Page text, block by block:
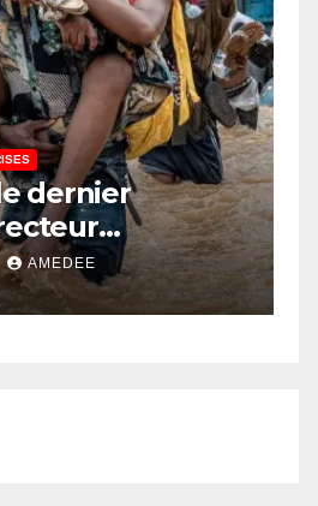
dernier
date de
des Belges
AMEDEE